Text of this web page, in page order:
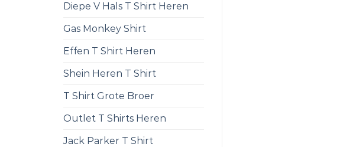
Diepe V Hals T Shirt Heren
Gas Monkey Shirt
Effen T Shirt Heren
Shein Heren T Shirt
T Shirt Grote Broer
Outlet T Shirts Heren
Jack Parker T Shirt